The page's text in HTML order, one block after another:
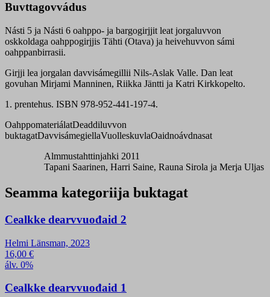
Buvttagovvádus
Násti 5 ja Násti 6 oahppo- ja bargogirjjit leat jorgaluvvon
oskkoldaga oahppogirjjis Tähti (Otava) ja heivehuvvon sámi
oahppanbirrasii.
Girjji lea jorgalan davvisámegillii Nils-Aslak Valle. Dan leat
govuhan Mirjami Manninen, Riikka Jäntti ja Katri Kirkkopelto.
1. prentehus. ISBN 978-952-441-197-4.
OahppomateriálatDeaddiluvvon
buktagatDavvisámegiellaVuolleskuvlaOaidnoávdnasat
Almmustahttinjahki 2011
Tapani Saarinen, Harri Saine, Rauna Sirola ja Merja Uljas
Seamma kategoriija buktagat
Cealkke dearvvuođaid 2
Helmi Länsman, 2023
16,00 €
álv. 0%
Cealkke dearvvuođaid 1